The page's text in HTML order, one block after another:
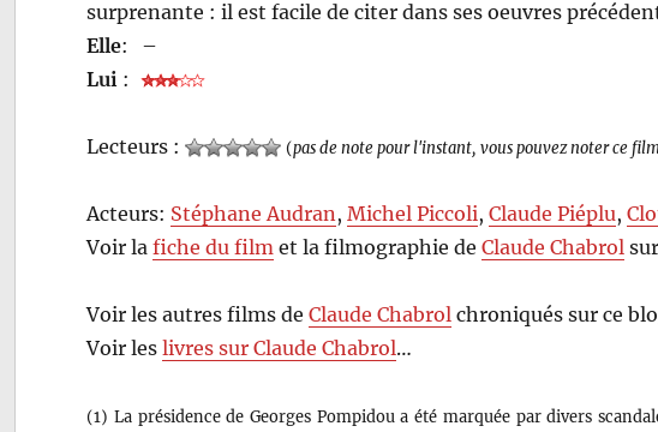
surprenante : il est facile de citer dans ses oeuvres
Elle:
–
Lui :
Lecteurs : (pas de note pour l'instant, vous pouvez noter ce film
Acteurs: Stéphane Audran ,Michel Piccoli,Claude Piéplu,
Voir lafiche du film et la filmographie deClaude Chabrol
Voir les autres films deClaude Chabrol chroniqués sur ce
Voir leslivres sur Claude Chabrol…
(1) La présidence de Georges Pompidou a été marquée par divers